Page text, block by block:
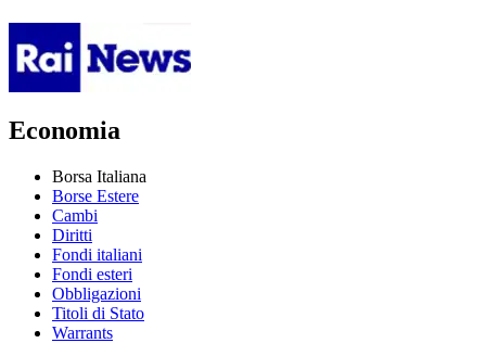
Economia
Borsa Italiana
Borse Estere
Cambi
Diritti
Fondi italiani
Fondi esteri
Obbligazioni
Titoli di Stato
Warrants